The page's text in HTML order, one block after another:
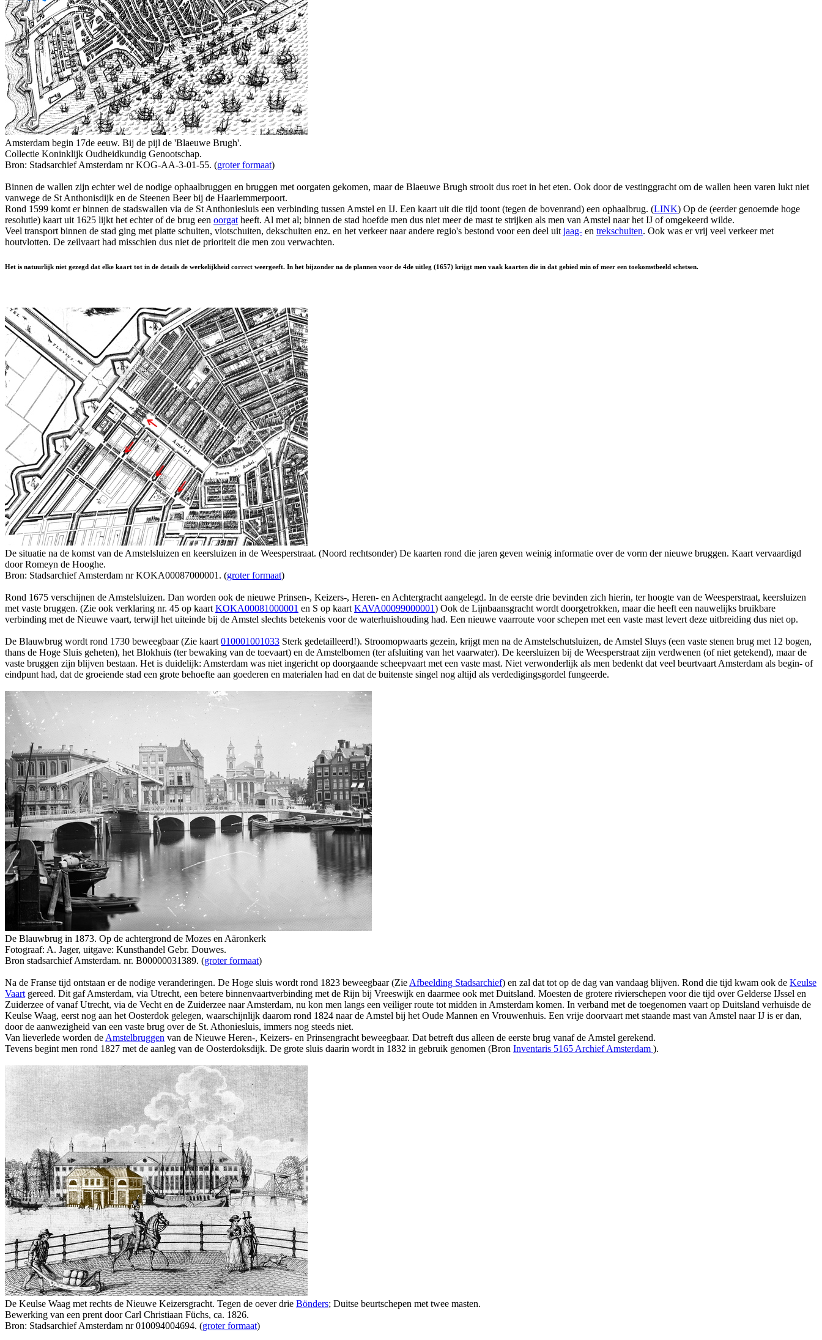
Amsterdam begin 17de eeuw. Bij de pijl de 'Blaeuwe Brugh'.
Collectie Koninklijk Oudheidkundig Genootschap.
Bron: Stadsarchief Amsterdam nr KOG-AA-3-01-55. (groter formaat)
Binnen de wallen zijn echter wel de nodige ophaalbruggen en bruggen met oorgaten gekomen, maar de Blaeuwe Brugh strooit dus roet in het eten. Ook door de vestinggracht om de wallen heen varen lukt niet
vanwege de St Anthonisdijk en de Steenen Beer bij de Haarlemmerpoort.
Rond 1599 komt er binnen de stadswallen via de St Anthoniesluis een verbinding tussen Amstel en IJ. Een kaart uit die tijd toont (tegen de bovenrand) een ophaalbrug. (LINK) Op de (eerder genoemde hoge
resolutie) kaart uit 1625 lijkt het echter of de brug een oorgat heeft. Al met al; binnen de stad hoefde men dus niet meer de mast te strijken als men van Amstel naar het IJ of omgekeerd wilde.
Veel transport binnen de stad ging met platte schuiten, vlotschuiten, dekschuiten enz. en het verkeer naar andere regio's bestond voor een deel uit jaag- en trekschuiten. Ook was er vrij veel verkeer met
houtvlotten. De zeilvaart had misschien dus niet de prioriteit die men zou verwachten.
Het is natuurlijk niet gezegd dat elke kaart tot in de details de werkelijkheid correct weergeeft. In het bijzonder na de plannen voor de 4de uitleg (1657) krijgt men vaak kaarten die in dat gebied min of meer een toekomstbeeld schetsen.
De situatie na de komst van de Amstelsluizen en keersluizen in de Weesperstraat. (Noord rechtsonder) De kaarten rond die jaren geven weinig informatie over de vorm der nieuwe bruggen. Kaart vervaardigd
door Romeyn de Hooghe.
Bron: Stadsarchief Amsterdam nr KOKA00087000001. (groter formaat)
Rond 1675 verschijnen de Amstelsluizen. Dan worden ook de nieuwe Prinsen-, Keizers-, Heren- en Achtergracht aangelegd. In de eerste drie bevinden zich hierin, ter hoogte van de Weesperstraat, keersluizen
met vaste bruggen. (Zie ook verklaring nr. 45 op kaart KOKA00081000001 en S op kaart KAVA00099000001) Ook de Lijnbaansgracht wordt doorgetrokken, maar die heeft een nauwelijks bruikbare
verbinding met de Nieuwe vaart, terwijl het uiteinde bij de Amstel slechts betekenis voor de waterhuishouding had. Een nieuwe vaarroute voor schepen met een vaste mast levert deze uitbreiding dus niet op.
De Blauwbrug wordt rond 1730 beweegbaar (Zie kaart 010001001033 Sterk gedetailleerd!). Stroomopwaarts gezein, krijgt men na de Amstelschutsluizen, de Amstel Sluys (een vaste stenen brug met 12 bogen,
thans de Hoge Sluis geheten), het Blokhuis (ter bewaking van de toevaart) en de Amstelbomen (ter afsluiting van het vaarwater). De keersluizen bij de Weesperstraat zijn verdwenen (of niet getekend), maar de
vaste bruggen zijn blijven bestaan. Het is duidelijk: Amsterdam was niet ingericht op doorgaande scheepvaart met een vaste mast. Niet verwonderlijk als men bedenkt dat veel beurtvaart Amsterdam als begin- of
eindpunt had, dat de groeiende stad een grote behoefte aan goederen en materialen had en dat de buitenste singel nog altijd als verdedigingsgordel fungeerde.
De Blauwbrug in 1873. Op de achtergrond de Mozes en Aäronkerk
Fotograaf: A. Jager, uitgave: Kunsthandel Gebr. Douwes.
Bron stadsarchief Amsterdam. nr. B00000031389. (groter formaat)
Na de Franse tijd ontstaan er de nodige veranderingen. De Hoge sluis wordt rond 1823 beweegbaar (Zie Afbeelding Stadsarchief) en zal dat tot op de dag van vandaag blijven. Rond die tijd kwam ook de Keulse
Vaart gereed. Dit gaf Amsterdam, via Utrecht, een betere binnenvaartverbinding met de Rijn bij Vreeswijk en daarmee ook met Duitsland. Moesten de grotere rivierschepen voor die tijd over Gelderse IJssel en
Zuiderzee of vanaf Utrecht, via de Vecht en de Zuiderzee naar Amsterdam, nu kon men langs een veiliger route tot midden in Amsterdam komen. In verband met de toegenomen vaart op Duitsland verhuisde de
Keulse Waag, eerst nog aan het Oosterdok gelegen, waarschijnlijk daarom rond 1824 naar de Amstel bij het Oude Mannen en Vrouwenhuis. Een vrije doorvaart met staande mast van Amstel naar IJ is er dan,
door de aanwezigheid van een vaste brug over de St. Athoniesluis, immers nog steeds niet.
Van lieverlede worden de Amstelbruggen van de Nieuwe Heren-, Keizers- en Prinsengracht beweegbaar. Dat betreft dus alleen de eerste brug vanaf de Amstel gerekend.
Tevens begint men rond 1827 met de aanleg van de Oosterdoksdijk. De grote sluis daarin wordt in 1832 in gebruik genomen (Bron Inventaris 5165 Archief Amsterdam ).
De Keulse Waag met rechts de Nieuwe Keizersgracht. Tegen de oever drie Bönders; Duitse beurtschepen met twee masten.
Bewerking van een prent door Carl Christiaan Füchs, ca. 1826.
Bron: Stadsarchief Amsterdam nr 010094004694. (groter formaat)